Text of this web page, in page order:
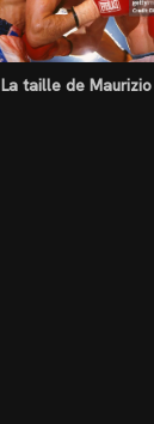
La taille de